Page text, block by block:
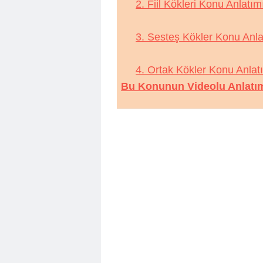
2. Fiil Kökleri Konu
3. Sesteş Kökler Konu
4. Ortak Kökler Konu
Bu Konunun Videolu